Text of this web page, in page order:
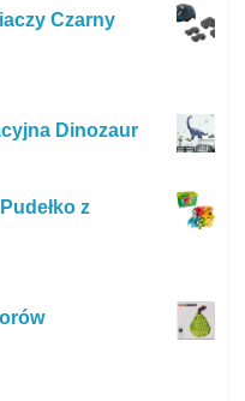
Czarny
Dinozaur
z